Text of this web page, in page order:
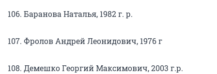
106. Баранова Наталья, 1982 г. р.
107. Фролов Андрей Леонидович, 1976 г
108. Демешко Георгий Максимович, 2003 г.р.